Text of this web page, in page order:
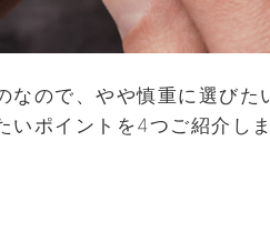
ので、やや慎重に選びた
ポイントを4つご紹介しま